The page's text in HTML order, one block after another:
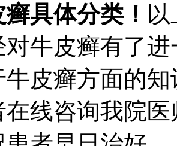
具体分类！
牛皮癣有了
牛皮癣方面的
在线咨询我院